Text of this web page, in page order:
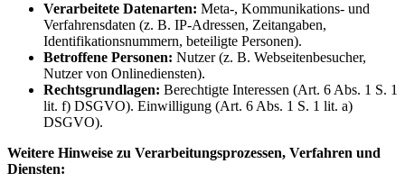
Verarbeitete Datenarten: Meta-, Kommunikations- und
Verfahrensdaten (z. B. IP-Adressen, Zeitangaben,
Identifikationsnummern, beteiligte Personen).
Betroffene Personen: Nutzer (z. B. Webseitenbesucher,
Nutzer von Onlinediensten).
Rechtsgrundlagen: Berechtigte Interessen (Art. 6 Abs. 1 S. 1
lit. f) DSGVO). Einwilligung (Art. 6 Abs. 1 S. 1 lit. a)
DSGVO).
Weitere Hinweise zu Verarbeitungsprozessen, Verfahren und
Diensten: